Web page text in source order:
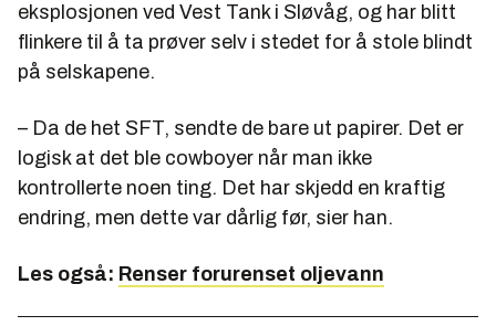
eksplosjonen ved Vest Tank i Sløvåg, og har blitt
flinkere til å ta prøver selv i stedet for å stole blindt
på selskapene.
– Da de het SFT, sendte de bare ut papirer. Det er
logisk at det ble cowboyer når man ikke
kontrollerte noen ting. Det har skjedd en kraftig
endring, men dette var dårlig før, sier han.
Les også: Renser forurenset oljevann